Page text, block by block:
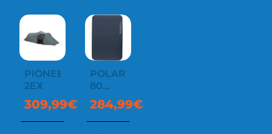
PIONEER
2EX
309,99€
POLARSHIELD
80
DOUBLE
284,99€